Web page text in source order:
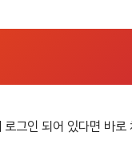
그인 되어 있다면 바로